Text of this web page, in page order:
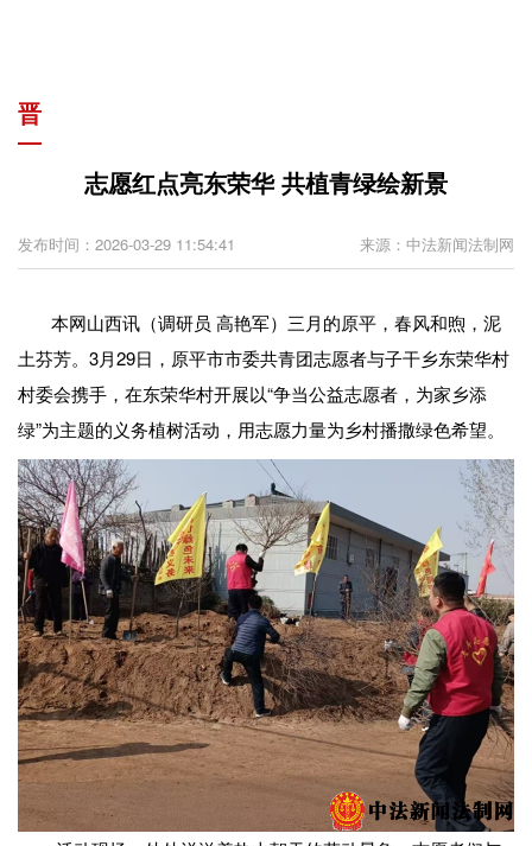
晋
志愿红点亮东荣华 共植青绿绘新景
发布时间：2026-03-29 11:54:41 来源：中法新闻法制网
本网山西讯（调研员 高艳军）三月的原平，春风和煦，泥
土芬芳。3月29日，原平市市委共青团志愿者与子干乡东荣华村
村委会携手，在东荣华村开展以“争当公益志愿者，为家乡添
绿”为主题的义务植树活动，用志愿力量为乡村播撒绿色希望。